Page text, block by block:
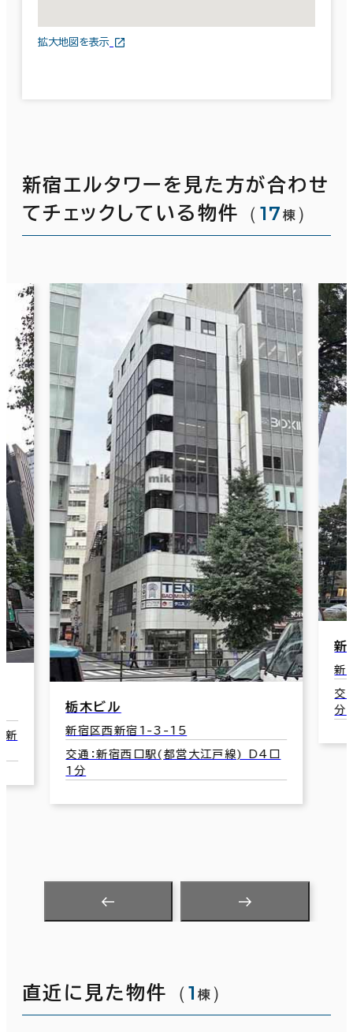
拡大地図を表示
新宿エルタワーを見た方が合わせ
てチェックしている物件
（ 17 棟 ）
新宿国際ビル（新館）
新宿区西新宿6-6-3
分
直近に見た物件 （1 棟 ）